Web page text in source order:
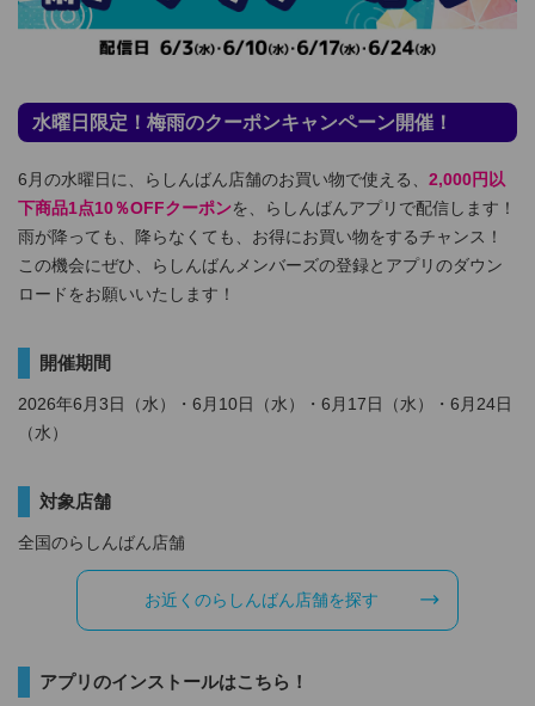
水曜日限定！梅雨のクーポンキャンペーン開催！
6月の水曜日に、らしんばん店舗のお買い物で使える、 2,000円以
下商品1点10％OFFクーポンを、らしんばんアプリで配信します！
雨が降っても、降らなくても、お得にお買い物をするチャンス！
この機会にぜひ、らしんばんメンバーズの登録とアプリのダウン
ロードをお願いいたします！
開催期間
2026年6月3日（水）・6月10日（水）・6月17日（水）・6月24日
（水）
対象店舗
全国のらしんばん店舗
お近くのらしんばん店舗を探す
アプリのインストールはこちら！